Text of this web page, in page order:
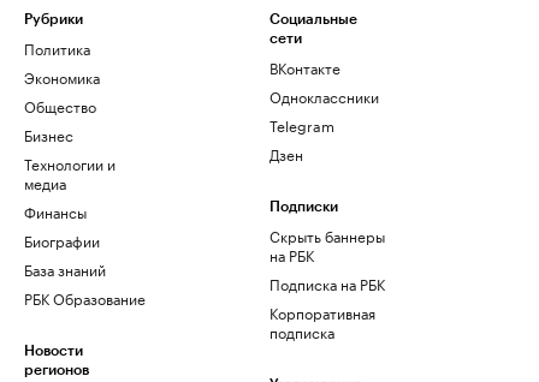
Рубрики
Политика
Экономика
Общество
Бизнес
Технологии и
медиа
Финансы
Биографии
База знаний
РБК Образование
Новости
регионов
Социальные
сети
ВКонтакте
Одноклассники
Telegram
Дзен
Подписки
Скрыть баннеры
на РБК
Подписка на РБК
Корпоративная
подписка